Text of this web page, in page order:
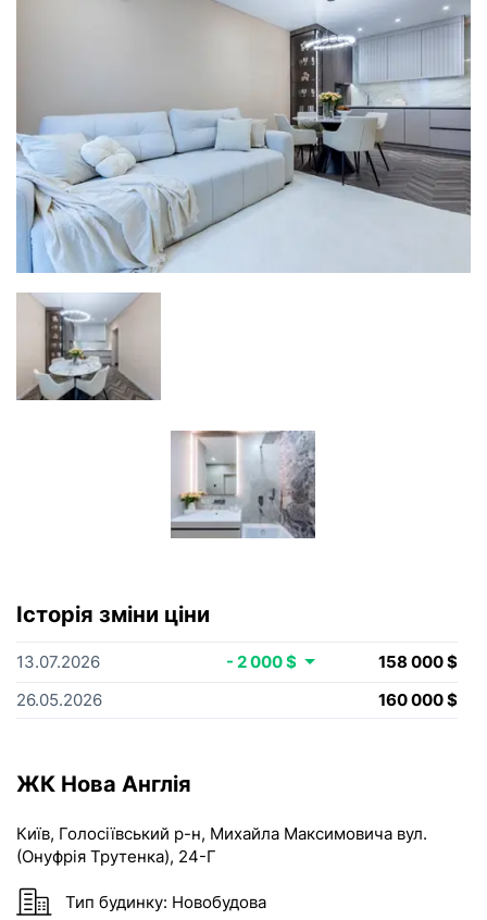
Історія зміни ціни
13.07.2026 - 2 000 $
158 000 $
26.05.2026
160 000 $
ЖК Нова Англія
Київ, Голосіївський р-н, Михайла Максимовича вул.
(Онуфрія Трутенка), 24-Г
Тип будинку: Новобудова